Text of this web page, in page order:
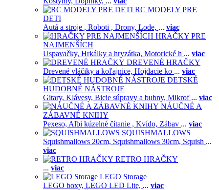
RC MODELY PRE
DETI
Autá a stroje , Roboti , Drony, Lode, ... viac
HRAČKY PRE
NAJMENŠÍCH
Uspavačky, Hrkálky a hryzátka, Motorické h ... viac
DREVENÉ HRAČKY
Drevené vláčiky a koľajnice, Hojdacie ko ... viac
DETSKÉ
HUDOBNÉ NÁSTROJE
Gitary, Klávesy, Bicie súpravy a bubny, Mikrof ... viac
NÁUČNÉ A
ZÁBAVNÉ KNIHY
Pexeso, Albi kúzelné čítanie , Kvído, Zábav ... viac
SQUISHMALLOWS
Squishmallows 20cm, Squishmallows 30cm, Squish ...
viac
RETRO HRAČKY
... viac
LEGO Storage
LEGO boxy, LEGO LED Lite, ... viac